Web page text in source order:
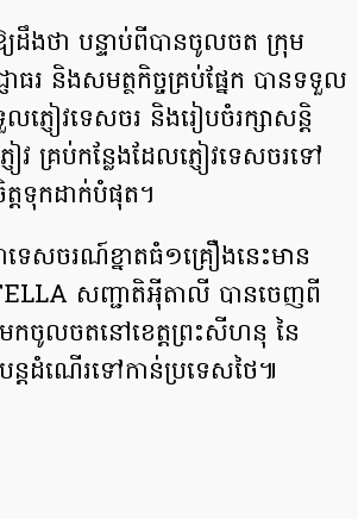
ដឹងថា បន្ទាប់ពីបានចូលចត ក្រុម
ញាធរ និងសមត្ថកិច្ចគ្រប់ផ្នែក បានទទួល
ភ្ញៀវទេសចរ និងរៀបចំរក្សាសន្តិ
វ គ្រប់កន្លែងដែលភ្ញៀវទេសចរទៅ
ទុកដាក់បំផុត។
ទេសចរណ៍ខ្នាតធំ១គ្រឿងនេះមាន
សញ្ជាតិអ៉ីតាលី បានចេញពី
កចូលចតនៅខេត្តព្រះសីហនុ នៃ
ន្តដំណើរទៅកាន់ប្រទេសថៃ៕